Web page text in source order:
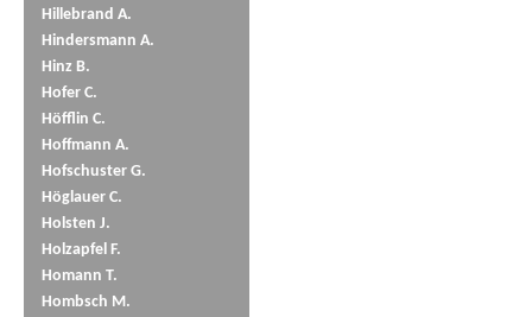
Hillebrand A.
Hindersmann A.
Hinz B.
Hofer C.
Höfflin C.
Hoffmann A.
Hofschuster G.
Höglauer C.
Holsten J.
Holzapfel F.
Homann T.
Hombsch M.